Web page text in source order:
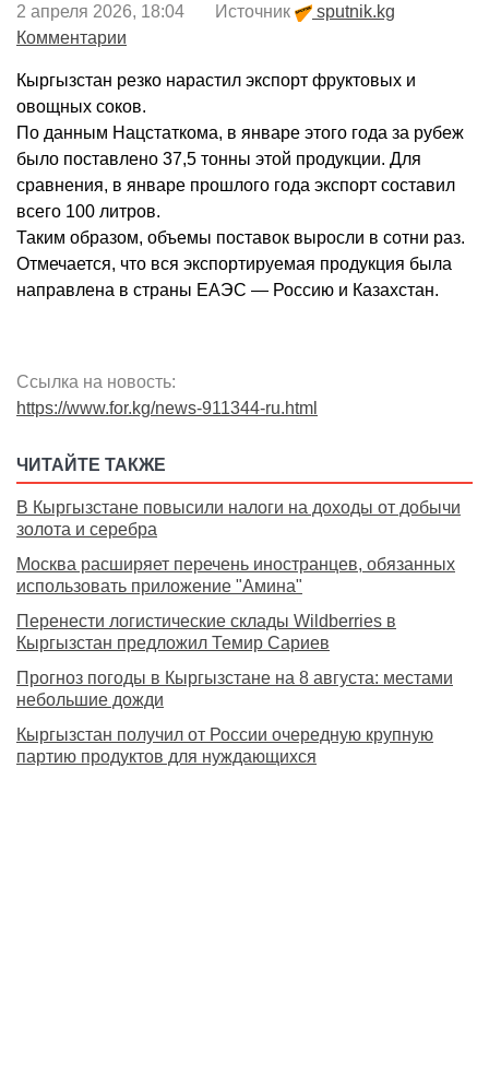
2 апреля 2026, 18:04 Источник
sputnik.kg
Комментарии
Кыргызстан резко нарастил экспорт фруктовых и
овощных соков.
По данным Нацстаткома, в январе этого года за рубеж
было поставлено 37,5 тонны этой продукции. Для
сравнения, в январе прошлого года экспорт составил
всего 100 литров.
Таким образом, объемы поставок выросли в сотни раз.
Отмечается, что вся экспортируемая продукция была
направлена в страны ЕАЭС — Россию и Казахстан.
Ссылка на новость:
https://www.for.kg/news-911344-ru.html
ЧИТАЙТЕ ТАКЖЕ
В Кыргызстане повысили налоги на доходы от добычи
золота и серебра
Москва расширяет перечень иностранцев, обязанных
использовать приложение "Амина"
Перенести логистические склады Wildberries в
Кыргызстан предложил Темир Сариев
Прогноз погоды в Кыргызстане на 8 августа: местами
небольшие дожди
Кыргызстан получил от России очередную крупную
партию продуктов для нуждающихся